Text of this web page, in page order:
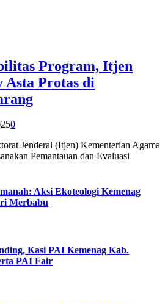
Program, Itjen
Asta Protas di
0
Jenderal (Itjen) Kementerian Agama
Pemantauan dan Evaluasi
Aksi Ekoteologi Kemenag
Merbabu
Kasi PAI Kemenag Kab.
PAI Fair